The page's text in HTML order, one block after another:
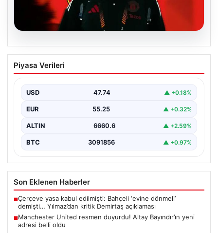
07.08.2026
Manchester United resmen duyurdu!
Altay Bayındır’ın yeni adresi belli oldu
Piyasa Verileri
USD 47.74 ▲ +0.18%
EUR 55.25 ▲ +0.32%
ALTIN 6660.6 ▲ +2.59%
BTC 3091856 ▲ +0.97%
Son Eklenen Haberler
■Çerçeve yasa kabul edilmişti: Bahçeli ‘evine dönmeli’
demişti… Yılmaz’dan kritik Demirtaş açıklaması
■Manchester United resmen duyurdu! Altay Bayındır’ın yeni
adresi belli oldu